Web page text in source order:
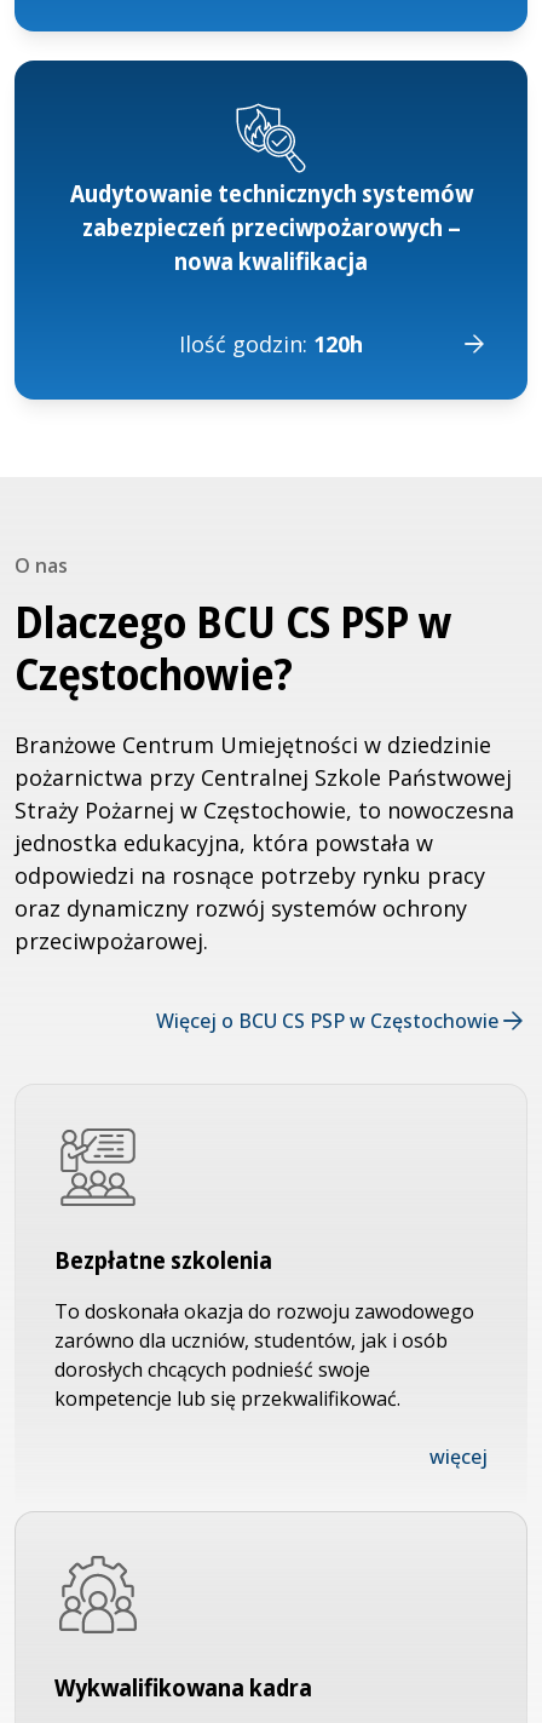
Audytowanie technicznych systemów
zabezpieczeń przeciwpożarowych –
nowa kwalifikacja
Ilość godzin: 120h
O nas
Dlaczego BCU CS PSP w
Częstochowie?
Branżowe Centrum Umiejętności w dziedzinie
pożarnictwa przy Centralnej Szkole Państwowej
Straży Pożarnej w Częstochowie, to nowoczesna
jednostka edukacyjna, która powstała w
odpowiedzi na rosnące potrzeby rynku pracy
oraz dynamiczny rozwój systemów ochrony
przeciwpożarowej.
Więcej o BCU CS PSP w Częstochowie
Bezpłatne szkolenia
To doskonała okazja do rozwoju zawodowego
zarówno dla uczniów, studentów, jak i osób
dorosłych chcących podnieść swoje
kompetencje lub się przekwalifikować.
więcej
Wykwalifikowana kadra